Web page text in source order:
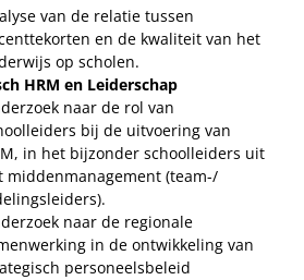
van de relatie tussen
en de kwaliteit van het
op scholen.
HRM en Leiderschap
naar de rol van
bij de uitvoering van
in het bijzonder schoolleiders uit
middenmanagement (team-/
naar de regionale
in de ontwikkeling van
personeelsbeleid